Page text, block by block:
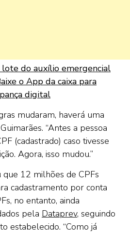
lote do auxílio emergencial
o App da caixa para
digital
mudaram, haverá uma
“Antes a pessoa
(cadastrado) caso tivesse
Agora, isso mudou.”
que 12 milhões de CPFs
cadastramento por conta
no entanto, ainda
pela Dataprev, seguindo
estabelecido. “Como já